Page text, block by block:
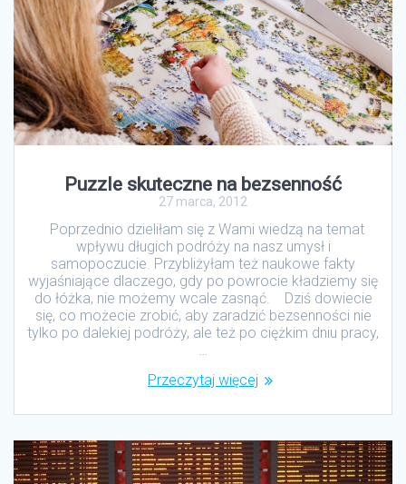
Puzzle skuteczne na bezsenność
27 marca, 2012
Poprzednio dzieliłam się z Wami wiedzą na temat
wpływu długich podróży na nasz umysł i
samopoczucie. Przybliżyłam też naukowe fakty
wyjaśniające dlaczego, gdy po powrocie kładziemy się
do łóżka, nie możemy wcale zasnąć. Dziś dowiecie
się, co możecie zrobić, aby zaradzić bezsenności nie
tylko po dalekiej podróży, ale też po ciężkim dniu pracy,
Przeczytaj więcej